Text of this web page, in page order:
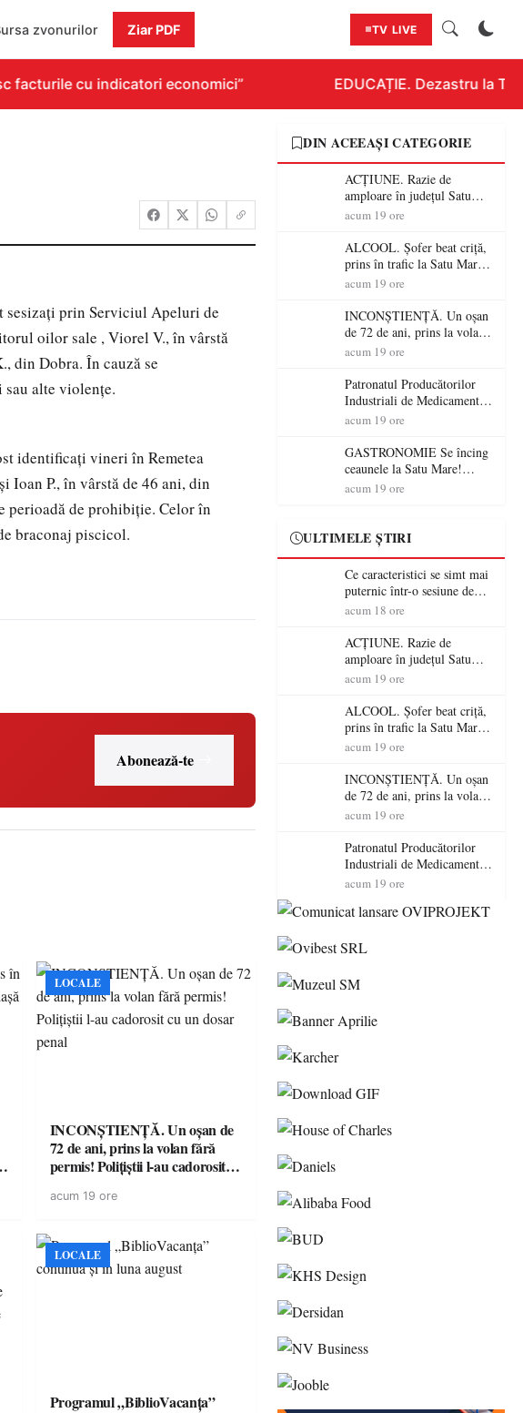
zvonurilor Ziar PDF TV LIVE
facturile cu indicatori economici” EDUCAȚIE. Dezastru la
sesizaţi prin Serviciul Apeluri de
oilor sale , Viorel V., în vârstă
din Dobra. În cauză se
alte violenţe.
identificaţi vineri în Remetea
Ioan P., în vârstă de 46 ani, din
perioadă de prohibiţie. Celor în
braconaj piscicol.
Abonează-te
LOCALE
INCONȘTIENȚĂ. Un oșan de
72 de ani, prins la volan fără
permis! Polițiștii l-au cadorosit
acum 19 ore
LOCALE
Programul „BiblioVacanța”
DIN ACEEAȘI CATEGORIE
ACȚIUNE. Razie de
amploare în județul Satu
Mare! Polițiștii au dat sute
șoferi fără permis într-o
singură zi
acum 19 ore
ALCOOL. Șofer beat criță,
prins în trafic la Satu Mare!
Alcoolemie uriașă
acum 19 ore
INCONȘTIENȚĂ. Un oșan
de 72 de ani, prins la volan
fără permis! Polițiștii l-au
acum 19 ore
Patronatul Producătorilor
Industriali de Medicamente
din România (PRIMER):
energie electrică a fabricilor
de medicamente va pune în
pericol accesul pacienților la
medicamente esențiale
acum 19 ore
GASTRONOMIE Se încing
ceaunele la Satu Mare!
Concursul „Veress Ádám”
jurat de renume
acum 19 ore
ULTIMELE ȘTIRI
Ce caracteristici se simt mai
puternic într-o sesiune de
distracție la sloturi online:
RTP?
acum 18 ore
ACȚIUNE. Razie de
amploare în județul Satu
Mare! Polițiștii au dat sute
șoferi fără permis într-o
singură zi
acum 19 ore
ALCOOL. Șofer beat criță,
prins în trafic la Satu Mare!
Alcoolemie uriașă
acum 19 ore
INCONȘTIENȚĂ. Un oșan
de 72 de ani, prins la volan
fără permis! Polițiștii l-au
acum 19 ore
Patronatul Producătorilor
Industriali de Medicamente
din România (PRIMER):
energie electrică a fabricilor
pericol accesul pacienților la
acum 19 ore